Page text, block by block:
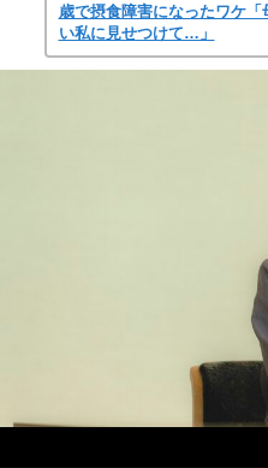
歳で摂食障害になったワケ
い私に見せつけて…」